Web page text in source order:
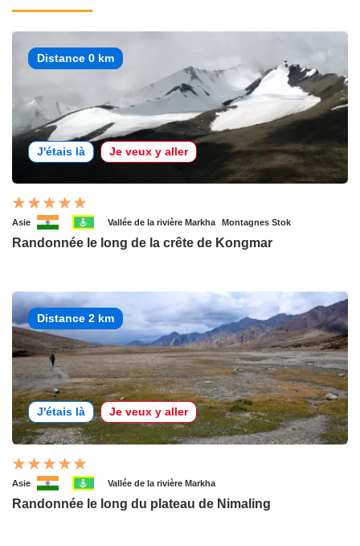
Distance 0 km
J'étais là Je veux y aller
Asie Vallée de la rivière Markha Montagnes Stok
Randonnée le long de la crête de Kongmar
Distance 2 km
J'étais là Je veux y aller
Asie Vallée de la rivière Markha
Randonnée le long du plateau de Nimaling